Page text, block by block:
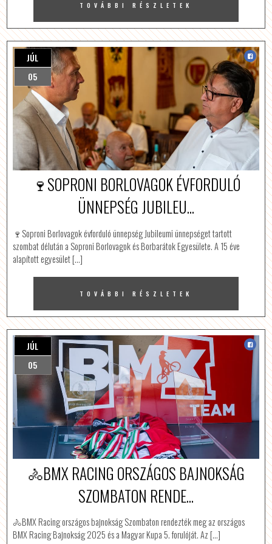
TOVÁBBI RÉSZLETEK
JÚL
05
🍷SOPRONI BORLOVAGOK ÉVFORDULÓ
ÜNNEPSÉG JUBILEU...
🍷Soproni Borlovagok évforduló ünnepség Jubileumi ünnepséget tartott
szombat délután a Soproni Borlovagok és Borbarátok Egyesülete. A 15 éve
alapított egyesület […]
TOVÁBBI RÉSZLETEK
JÚL
05
🚴BMX RACING ORSZÁGOS BAJNOKSÁG
SZOMBATON RENDE...
🚴BMX Racing országos bajnokság Szombaton rendezték meg az országos
BMX Racing Bajnokság 2025 és a Magyar Kupa 5. forulóját. Az […]